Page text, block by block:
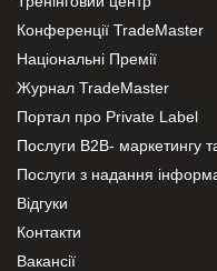
Конференції TradeMaster
Національні Премії
Журнал TradeMaster
Портал про Private Label
Послуги В2В- маркетингу
Послуги з надання
Відгуки
Контакти
Вакансії